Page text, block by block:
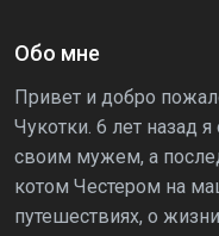
Обо мне
Привет и добро
Чукотки. 6 лет назад
своим мужем, а
котом Честером на
путешествиях, о